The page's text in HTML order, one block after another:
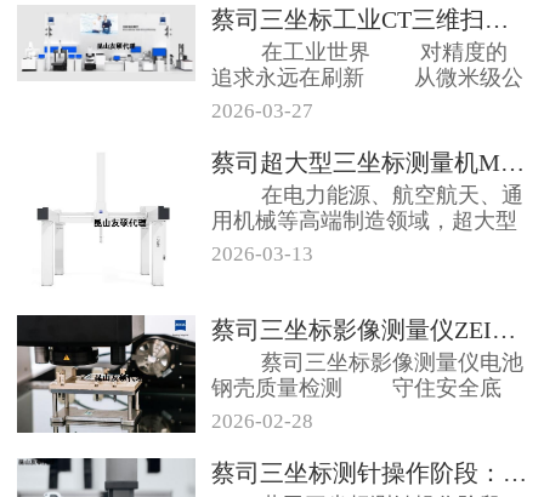
蔡司三坐标工业CT三维扫描仪等方...
在工业世界 对精度的
追求永远在刷新 从微米级公
差到纳...
2026-03-27
蔡司超大型三坐标测量机MMZ系列...
在电力能源、航空航天、通
用机械等高端制造领域，超大型
工件的精密测...
2026-03-13
蔡司三坐标影像测量仪ZEISS ...
蔡司三坐标影像测量仪电池
钢壳质量检测 守住安全底
线，拒绝续...
2026-02-28
蔡司三坐标测针操作阶段：新手容易...